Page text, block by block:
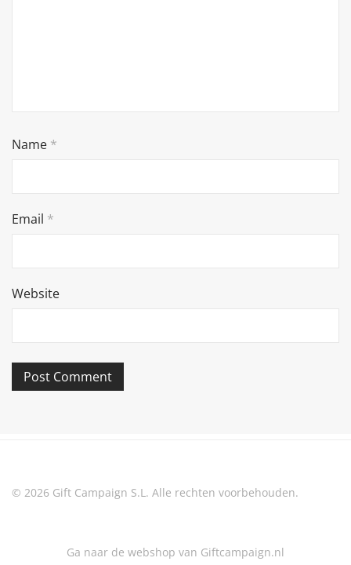
Name *
Email *
Website
© 2026 Gift Campaign S.L. Alle rechten voorbehouden.
Ga naar de webshop van Giftcampaign.nl